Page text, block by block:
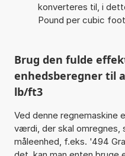
konverteres til, i
Pound per cubic
Brug den fulde
enhedsberegner til
lb/ft3
Ved denne regnemaskine
værdi, der skal omregnes,
måleenhed, f.eks. '494